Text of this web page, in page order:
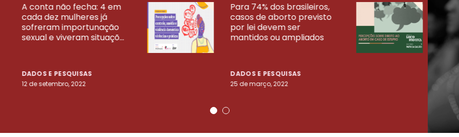
A conta não fecha: 4 em
cada dez mulheres já
sofreram importunação
sexual e viveram situaçõ...
DADOS E PESQUISAS
12 de setembro, 2022
Para 74% dos brasileiros,
casos de aborto previsto
por lei devem ser
mantidos ou ampliados
DADOS E PESQUISAS
25 de março, 2022
23
VEJA MAIS PESQUISAS